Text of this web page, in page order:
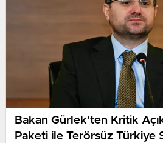
Bakan Gürlek’ten Kritik
Paketi ile Terörsüz Türkiye